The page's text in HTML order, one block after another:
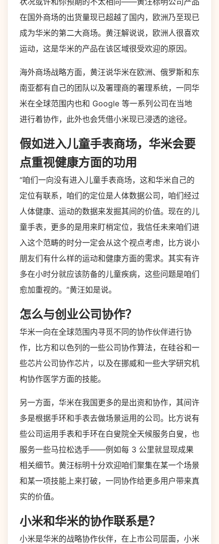
在国外商场的出货量现已超越了国内，欧洲乃至现已
成为华米的第二大商场。黄汪解说说，欧洲人很喜欢
运动，这是华米的产品在该区域很受欢迎的原因。
海外商场战略方面，黄汪说华米在欧洲、俄罗斯和东
南亚都有自己的团队以及署理商的署理系统，一同华
米在全球范围内也和 Google 等一系列公司在当地
进行着协作，此外也会凭借小米现已浸透的途径。
假如进入儿童手表商场，华米会要
点重视健康方面的功用
“咱们一向没有进入儿童手表商场，这和华米自己的
定位有联系，咱们的定位是人体数据公司，咱们经过
人体健康、运动的数据来发掘其间的价值。现在的儿
童手表，更多的是用来盯梢定位，我信任未来咱们进
入这个范畴的时分一定会从这个视点考虑，比方说小
朋友们有什么样的运动和健康方面的需求。其实有许
多在小时分就应该防备的儿童疾病，这些问题是咱们
愈加重视的。”黄汪如是说。
怎么与创业公司协作？
华米一向在全球范围内寻觅不同的协作伙伴进行协
作，比方和以色列的一些公司协作算法，在硅谷和一
些芯片公司协作芯片，以及在挪威和一些大学研究机
构协作医学方面的技能。
另一方面，华米在我国更多的是出资和协作，其间许
多是根据手环和手表去做场景运用的公司。比方说有
些公司运用手表和手环在白叟院全天候服务白叟，也
服务一些马拉松选手——例如每 3 公里就显现成果
相关细节。黄汪标明十分欢迎咱们聚集在某一个场景
和某一项技能上来打破，一同协作给更多用户带来真
实的价值。
小米和华米的协作联系是？
小米是华米的战略协作伙伴，在上市公司层面，小米